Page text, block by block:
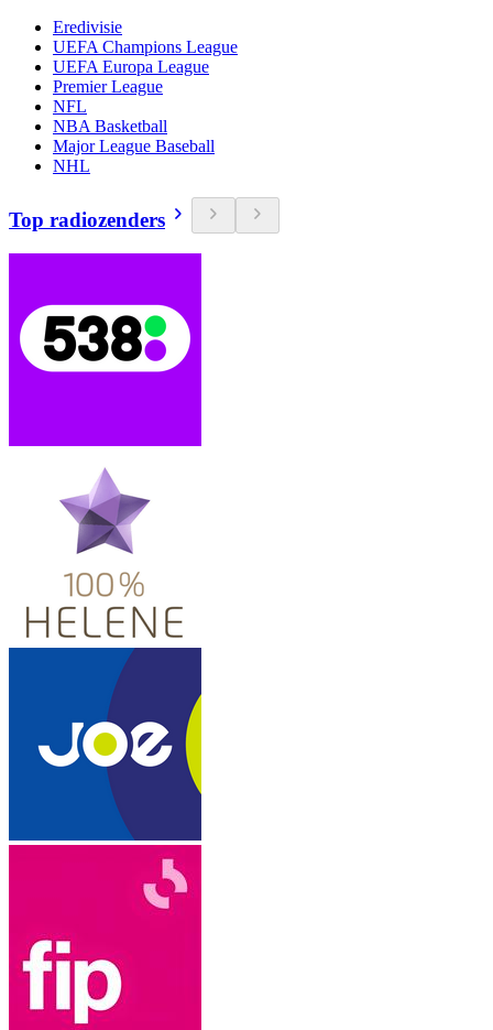
Eredivisie
UEFA Champions League
UEFA Europa League
Premier League
NFL
NBA Basketball
Major League Baseball
NHL
Top radiozenders